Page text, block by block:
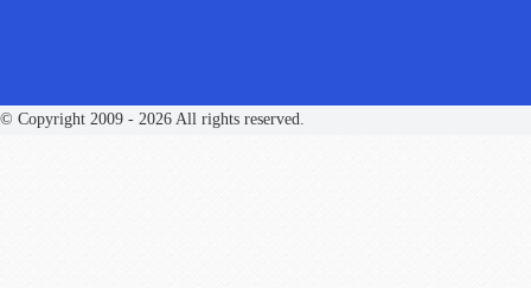
© Copyright 2009 - 2026 All rights reserved.